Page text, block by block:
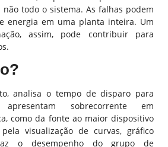
todo o sistema. As falhas podem
energia em uma planta inteira. Um
assim, pode contribuir para
analisa o tempo de disparo para
sobrecorrente em
como da fonte ao maior dispositivo
visualização de curvas, gráfico
o desempenho do grupo de